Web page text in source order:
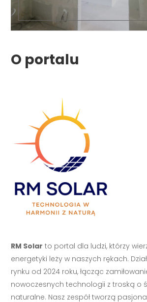
O portalu
RM Solar to portal dla ludzi, którzy
energetyki leży w naszych rękach.
rynku od 2024 roku, łącząc
nowoczesnych technologii z troską o
naturalne. Nasz zespół tworzą